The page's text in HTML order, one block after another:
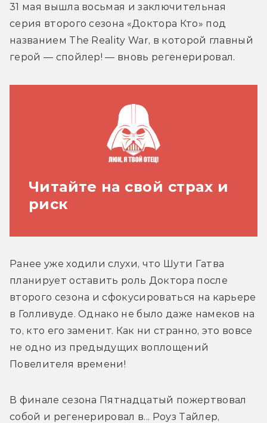
31 мая вышла восьмая и заключительная
серия второго сезона «Доктора Кто» под
названием The Reality War, в которой главный
герой — спойлер! — вновь регенерировал.
Читайте на свой страх и
риск
Ранее уже ходили слухи, что Шути Гатва
планирует оставить роль Доктора после
второго сезона и сфокусироваться на карьере
в Голливуде. Однако не было даже намеков на
то, кто его заменит. Как ни странно, это вовсе
не одно из предыдущих воплощений
Повелителя времени!
В финале сезона Пятнадцатый пожертвовал
собой и регенерировал в... Роуз Тайлер,